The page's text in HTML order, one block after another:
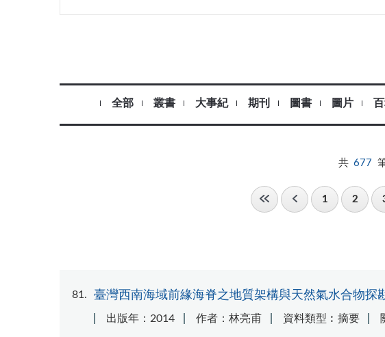
全部 叢書 大事紀 期刊 圖書 圖片
共 677
1 2
81 臺灣西南海域前緣海脊之地質架構與天然氣水合物探
出版年：2014 作者：林亮甫 資料類型︰摘要